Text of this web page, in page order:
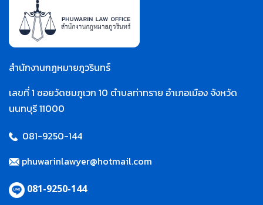
สำนักงานกฎหมายภูวรินทร์
เลขที่ 1 ซอยวัดชมภูเวก 10 ตำบลท่าทราย อำเภอเมือง จังหวัด
นนทบุรี 11000
081-9250-144
phuwarinlawyer@hotmail.com
081-9250-144